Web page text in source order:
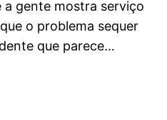
a gente mostra serviço
o problema sequer
que parece…